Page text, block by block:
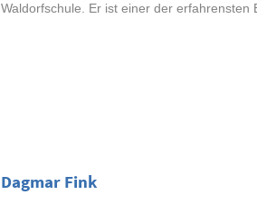
Waldorfschule. Er ist einer der erfahrensten
Dagmar Fink